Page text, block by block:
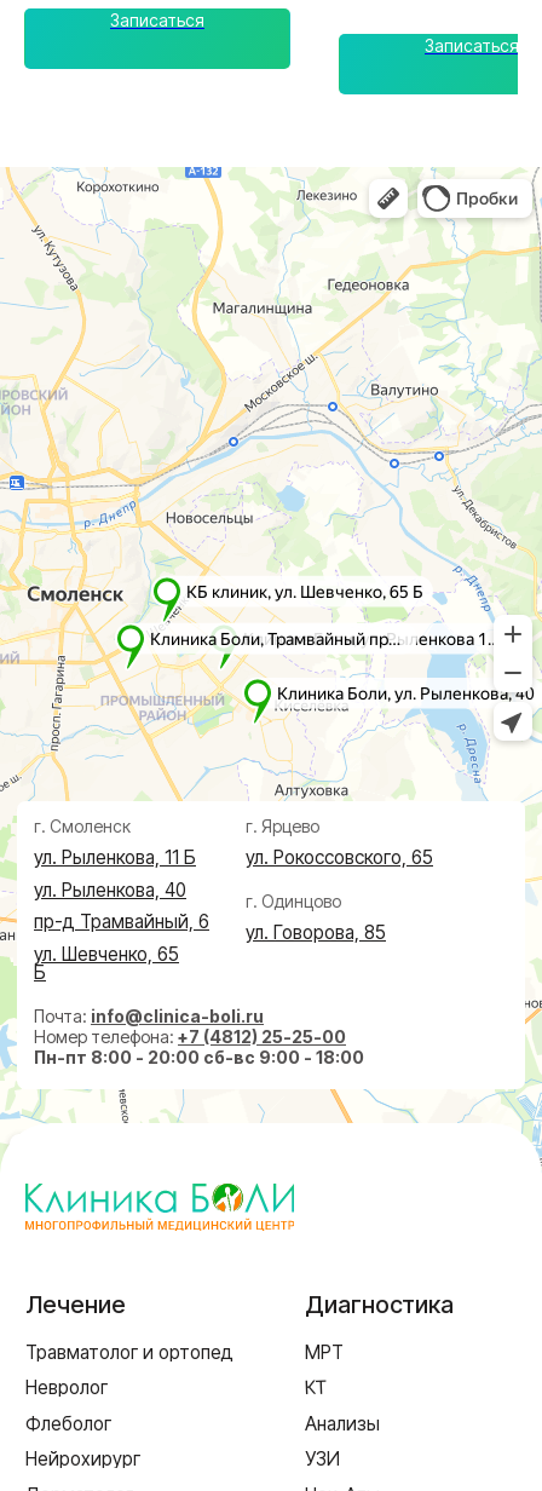
Записаться
Записаться
Почта:info@clinica-boli.ru
Номер телефона:+7 (4812) 25-25-00
Пн-пт 8:00 - 20:00 сб-вс 9:00 - 18:00
ул. Рыленкова, 11 Б
ул. Рыленкова, 40
пр-д Трамвайный, 6
ул. Шевченко, 65
ул. Рокоссовского, 65
г. Одинцово
ул. Говорова, 85
+7 (4812) 25-25-00
Заказать обратный звонок
г. Смоленск
ул. Рыленкова, 11 Б
ул. Рокоссовского, 65
г. Одинцово
ул. Говорова, 85
ул. Шевченко, 65 Б
Пн-пт 8:00 - 20:00 сб-вс 9:00 - 18:00
Диагностика
МРТ
КТ
УЗИ
Анализы
Чек-Апы
Лечение
Травматолог и ортопед
Невролог
Проктолог
Флеболог
Нейрохирург
Дерматолог
Косметолог
Ревматолог
Терапевт
Капельницы здоровья
Лечение по ДМС
Лечебные блокады
Малоинвазивная
хирургия
На суставах
На позвоночнике
По проктологии
По флебологии
О клинике
Акции
Врачи
Новости
Пациентам
Справки